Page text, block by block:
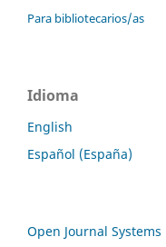
Para bibliotecarios/as
Idioma
English
Español (España)
Open Journal Systems